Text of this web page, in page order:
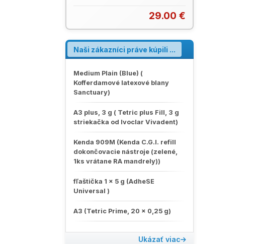
Reakčná technológia), ide o štruktúru
nanočastíc v plnive, ktoré umožňujú
dosiahnutie prirodzenej estetiky
kompozitných výplní jednoduchšie
ako kedykoľvek predtým. ART
umožňuje lepšie spojenie s okolitým
štrukturálnej integrite sa budú výplne
vyznačovať výnimočnou pevnosťou a
29.00 €
Naši zákazníci práve kúpili ...
Medium Plain (Blue) (
Kofferdamové latexové blany
Sanctuary)
A3 plus, 3 g ( Tetric plus Fill, 3 g
striekačka od Ivoclar Vivadent)
Kenda 909M (Kenda C.G.I. refill
dokončovacie nástroje (zelené,
1ks vrátane RA mandrely))
fľaštička 1 x 5 g (AdheSE
Universal )
A3 (Tetric Prime, 20 x 0,25 g)
Ukázať viac